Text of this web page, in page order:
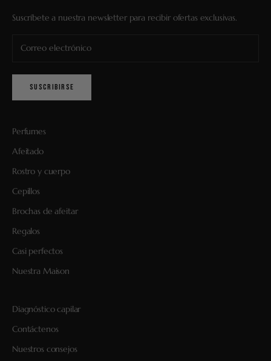
Suscríbete a nuestra newsletter para recibir ofertas exclusivas.
SUSCRIBIRSE
Perfumes
Afeitado
Rostro y cuerpo
Cepillos
Brochas de afeitar
Regalos
Casi perfectos
Nuestra Maison
Diagnóstico capilar
Contáctenos
Nuestros consejos